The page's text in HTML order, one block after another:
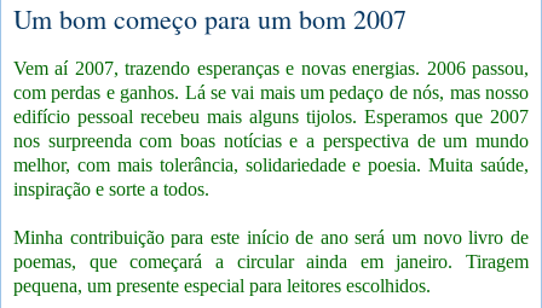
Um bom começo para um bom 2007
Vem aí 2007, trazendo esperanças e novas energias. 2006 passou,
com perdas e ganhos. Lá se vai mais um pedaço de nós, mas nosso
edifício pessoal recebeu mais alguns tijolos. Esperamos que 2007
nos surpreenda com boas notícias e a perspectiva de um mundo
melhor, com mais tolerância, solidariedade e poesia. Muita saúde,
inspiração e sorte a todos.
Minha contribuição para este início de ano será um novo livro de
poemas, que começará a circular ainda em janeiro. Tiragem
pequena, um presente especial para leitores escolhidos.